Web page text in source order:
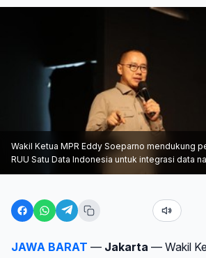
Wakil Ketua MPR Eddy Soeparno mendukung
RUU Satu Data Indonesia untuk integrasi data
JAWA BARAT — Jakarta — Wakil